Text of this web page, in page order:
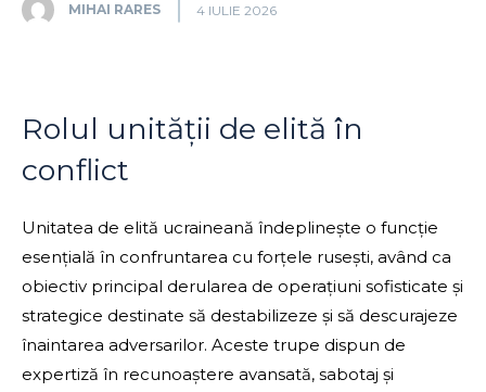
MIHAI RARES 4 IULIE 2026
Rolul unității de elită în
conflict
Unitatea de elită ucraineană îndeplinește o funcție
esențială în confruntarea cu forțele rusești, având ca
obiectiv principal derularea de operațiuni sofisticate și
strategice destinate să destabilizeze și să descurajeze
înaintarea adversarilor. Aceste trupe dispun de
expertiză în recunoaștere avansată, sabotaj și